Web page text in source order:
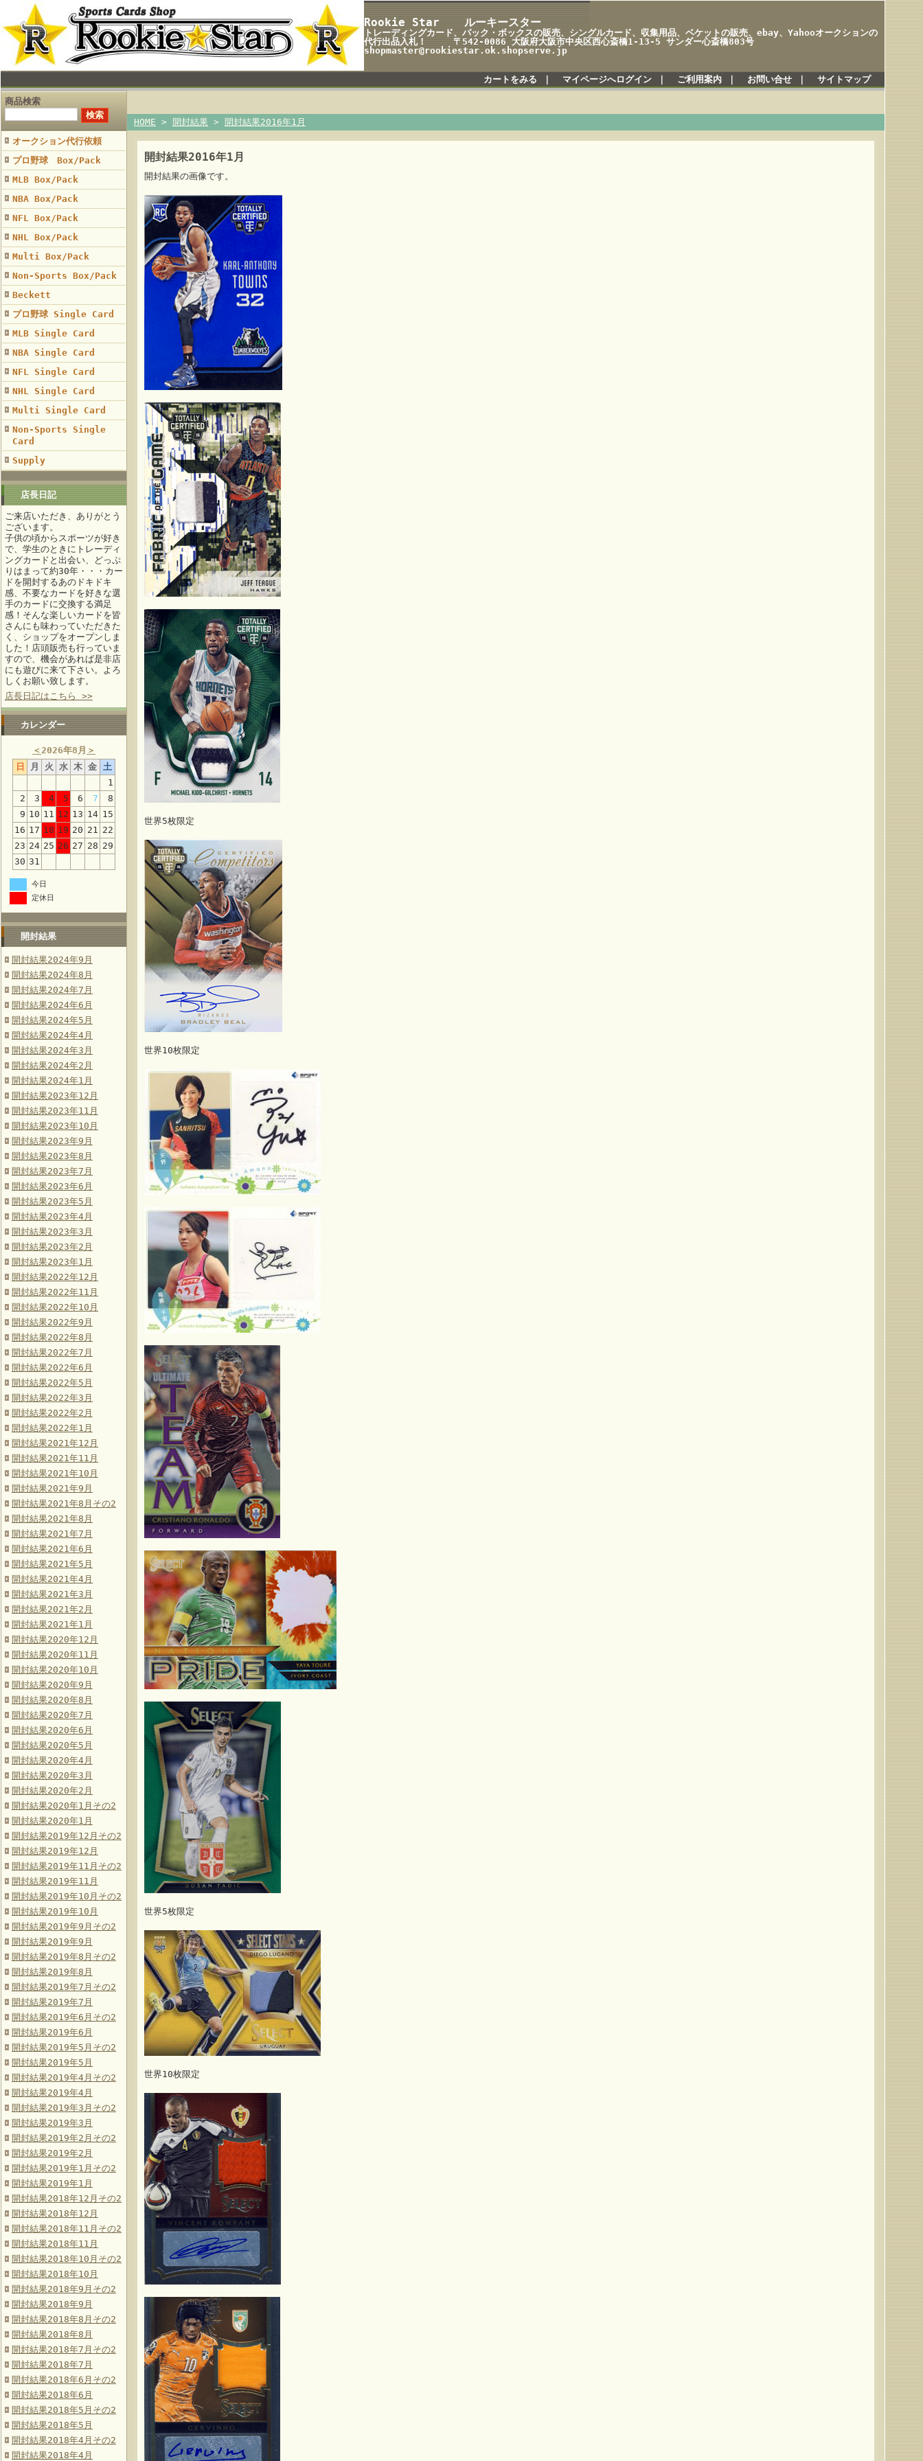
Rookie Star ルーキースター
トレーディングカード、パック・ボックスの販売、シングルカード、収集用品、ベケットの販売、ebay、Yahooオークションの
代行出品入札！ 〒542-0086 大阪府大阪市中央区西心斎橋1-13-5 サンダー心斎橋803号
shopmaster@rookiestar.ok.shopserve.jp
カートをみる マイページへログイン ご利用案内 お問い合せ サイトマップ
商品検索
オークション代行依頼
プロ野球 Box/Pack
MLB Box/Pack
NBA Box/Pack
NFL Box/Pack
NHL Box/Pack
Multi Box/Pack
Non-Sports Box/Pack
Beckett
プロ野球 Single Card
MLB Single Card
NBA Single Card
NFL Single Card
NHL Single Card
Multi Single Card
Non-Sports Single
Card
Supply
店長日記
ご来店いただき、ありがとう
ございます。
子供の頃からスポーツが好き
で、学生のときにトレーディ
ングカードと出会い、どっぷ
りはまって約30年・・・カー
ドを開封するあのドキドキ
感、不要なカードを好きな選
手のカードに交換する満足
感！そんな楽しいカードを皆
さんにも味わっていただきた
く、ショップをオープンしま
した！店頭販売も行っていま
すので、機会があれば是非店
にも遊びに来て下さい。よろ
しくお願い致します。
店長日記はこちら >>
カレンダー
＜2026年8月 ＞
日
月 火 水 木 金 土
1
2
3 4 5 6 7
8
9 10 11 12 13 14 15
16 17 18 19 20 21 22
23 24 25 26 27 28 29
30 31
今日
定休日
開封結果
開封結果2024年9月
開封結果2024年8月
開封結果2024年7月
開封結果2024年6月
開封結果2024年5月
開封結果2024年4月
開封結果2024年3月
開封結果2024年2月
開封結果2024年1月
開封結果2023年12月
開封結果2023年11月
開封結果2023年10月
開封結果2023年9月
開封結果2023年8月
開封結果2023年7月
開封結果2023年6月
開封結果2023年5月
開封結果2023年4月
開封結果2023年3月
開封結果2023年2月
開封結果2023年1月
開封結果2022年12月
開封結果2022年11月
開封結果2022年10月
開封結果2022年9月
開封結果2022年8月
開封結果2022年7月
開封結果2022年6月
開封結果2022年5月
開封結果2022年3月
開封結果2022年2月
開封結果2022年1月
開封結果2021年12月
開封結果2021年11月
開封結果2021年10月
開封結果2021年9月
開封結果2021年8月その2
開封結果2021年8月
開封結果2021年7月
開封結果2021年6月
開封結果2021年5月
開封結果2021年4月
開封結果2021年3月
開封結果2021年2月
開封結果2021年1月
開封結果2020年12月
開封結果2020年11月
開封結果2020年10月
開封結果2020年9月
開封結果2020年8月
開封結果2020年7月
開封結果2020年6月
開封結果2020年5月
開封結果2020年4月
開封結果2020年3月
開封結果2020年2月
開封結果2020年1月その2
開封結果2020年1月
開封結果2019年12月その2
開封結果2019年12月
開封結果2019年11月その2
開封結果2019年11月
開封結果2019年10月その2
開封結果2019年10月
開封結果2019年9月その2
開封結果2019年9月
開封結果2019年8月その2
開封結果2019年8月
開封結果2019年7月その2
開封結果2019年7月
開封結果2019年6月その2
開封結果2019年6月
開封結果2019年5月その2
開封結果2019年5月
開封結果2019年4月その2
開封結果2019年4月
開封結果2019年3月その2
開封結果2019年3月
開封結果2019年2月その2
開封結果2019年2月
開封結果2019年1月その2
開封結果2019年1月
開封結果2018年12月その2
開封結果2018年12月
開封結果2018年11月その2
開封結果2018年11月
開封結果2018年10月その2
開封結果2018年10月
開封結果2018年9月その2
開封結果2018年9月
開封結果2018年8月その2
開封結果2018年8月
開封結果2018年7月その2
開封結果2018年7月
開封結果2018年6月その2
開封結果2018年6月
開封結果2018年5月その2
開封結果2018年5月
開封結果2018年4月その2
開封結果2018年4月
HOME > 開封結果 > 開封結果2016年1月
開封結果2016年1月
開封結果の画像です。
世界5枚限定
世界10枚限定
世界5枚限定
世界10枚限定